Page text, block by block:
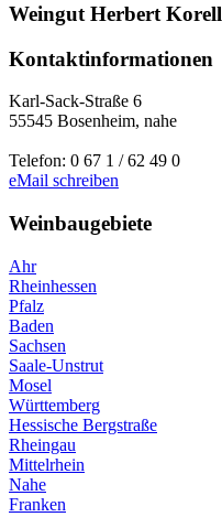
Weingut Herbert Korell
Kontaktinformationen
Karl-Sack-Straße 6
55545 Bosenheim, nahe
Telefon: 0 67 1 / 62 49 0
eMail schreiben
Weinbaugebiete
Ahr
Rheinhessen
Pfalz
Baden
Sachsen
Saale-Unstrut
Mosel
Württemberg
Hessische Bergstraße
Rheingau
Mittelrhein
Nahe
Franken